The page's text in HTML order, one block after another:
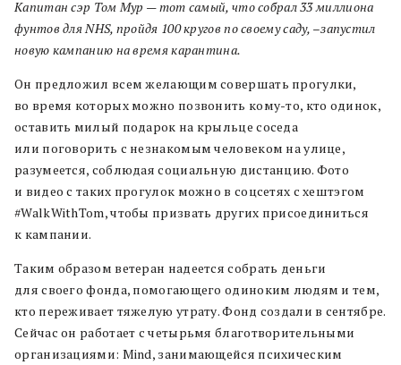
Капитан сэр Том Мур — тот самый, что собрал 33 миллиона
фунтов для NHS, пройдя 100 кругов по своему саду, –запустил
новую кампанию на время карантина.
Он предложил всем желающим совершать прогулки,
во время которых можно позвонить кому-то, кто одинок,
оставить милый подарок на крыльце соседа
или поговорить с незнакомым человеком на улице,
разумеется, соблюдая социальную дистанцию. Фото
и видео с таких прогулок можно в соцсетях с хештэгом
#WalkWithTom, чтобы призвать других присоединиться
к кампании.
Таким образом ветеран надеется собрать деньги
для своего фонда, помогающего одиноким людям и тем,
кто переживает тяжелую утрату. Фонд создали в сентябре.
Сейчас он работает с четырьмя благотворительными
организациями: Mind, занимающейся психическим